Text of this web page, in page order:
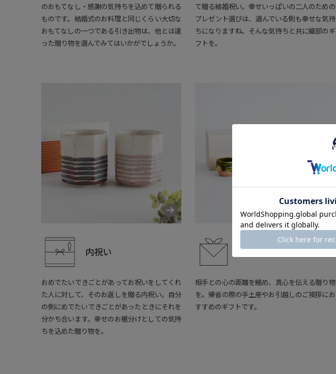
のおもてなし・感謝の気持ちを込めて贈られる
ものです。結婚式のお料理と同じくらい大切な
おもてなしの一つである引き出物は、他とは違
った贈り物を選んでみてはいかがでしょうか。
て贈る結婚祝い。幸せいっぱいの二人のための
プレゼント選びは、選んでいる側も幸せな気持
ちになりますね。そんな気持ちと共に織部のギ
フトを。
内祝い
おめでたいできごとがあってお祝いをしてくれ
た人に対して、そのお返しを贈る内祝い。自分
の側にめでたいできごとがあったときにそれを
分かち合います。幸せのお裾分けとしての気持
ちを込めた贈り物を。
手土産・ごあいさつ
相手との心の距離を縮め、真心を伝える贈り物
を。帰省の際の手土産やお引越しのご挨拶にお
すすめのギフトです。